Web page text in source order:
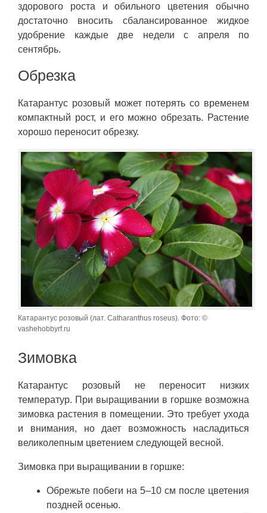
здорового роста и обильного цветения обычно
достаточно вносить сбалансированное жидкое
удобрение каждые две недели c апреля по
сентябрь.
Обрезка
Катарантус розовый может потерять со временем
компактный рост, и его можно обрезать. Растение
хорошо переносит обрезку.
Катарантус розовый (лат. Catharanthus roseus). Фото: ©
vashehobbyrf.ru
Зимовка
Катарантус розовый не переносит низких
температур. При выращивании в горшке возможна
зимовка растения в помещении. Это требует ухода
и внимания, но дает возможность насладиться
великолепным цветением следующей весной.
Зимовка при выращивании в горшке:
Обрежьте побеги на 5–10 см после цветения
поздней осенью.